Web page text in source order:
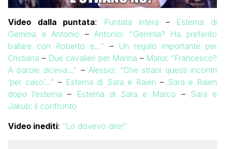
Video dalla puntata: Puntata intera – Esterna di
Gemma e Antonio –Antonio: “Gemma? Ha preferito
ballare con Roberto e…” – Un regalo importante per
Cristiana – Due cavalieri per Marina – Maria: “Francesco?
A parole diceva…” – Alessio: “Che strani questi incontri
‘per caso’…” – Esterna di Sara e Raien – Sara e Raien
dopo l’esterna – Esterna di Sara e Marco – Sara e
Jakub: il confronto
Video inediti: “Lo dovevo dire!”